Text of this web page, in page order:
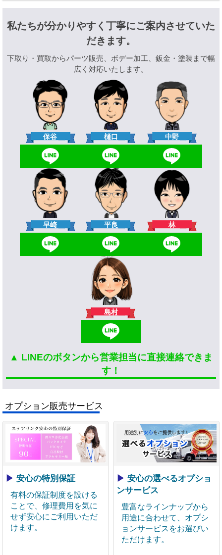
私たちが分かりやすく丁寧にご案内させていた
だきます。
下取り・買取からパーツ販売、ボデー加工、鈑金・塗装まで幅
広く対応いたします。
保谷 樋口 中野
早崎 平良 林
島村
▲ LINEのボタンから営業担当に直接連絡できま
す！
オプション販売サービス
▶ 安心の特別保証
有料の保証制度を設ける
ことで、修理費用を気に
せず安心にご利用いただ
けます。
▶ 安心の選べるオプショ
ンサービス
豊富なラインナップから
用途に合わせて、オプシ
ョンサービスをお選びい
ただけます。